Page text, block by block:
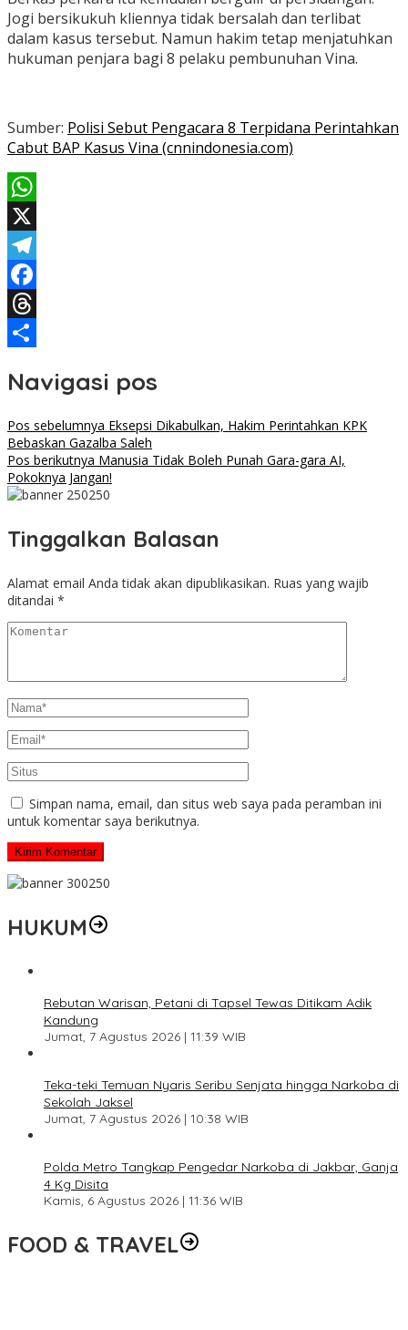
Jogi bersikukuh kliennya tidak bersalah dan terlibat
dalam kasus tersebut. Namun hakim tetap menjatuhkan
hukuman penjara bagi 8 pelaku pembunuhan Vina.
Sumber: Polisi Sebut Pengacara 8 Terpidana Perintahkan
Cabut BAP Kasus Vina (cnnindonesia.com)
WhatsApp
X
Telegram
Facebook
Threads
Navigasi pos
Pos sebelumnya Eksepsi Dikabulkan, Hakim Perintahkan KPK
Bebaskan Gazalba Saleh
Pos berikutnya Manusia Tidak Boleh Punah Gara-gara AI,
Pokoknya Jangan!
Tinggalkan Balasan
Alamat email Anda tidak akan dipublikasikan. Ruas yang wajib
ditandai *
Simpan nama, email, dan situs web saya pada peramban ini
untuk komentar saya berikutnya.
HUKUM
Rebutan Warisan, Petani di Tapsel Tewas Ditikam Adik
Kandung
Jumat, 7 Agustus 2026 | 11:39 WIB
Teka-teki Temuan Nyaris Seribu Senjata hingga Narkoba di
Sekolah Jaksel
Jumat, 7 Agustus 2026 | 10:38 WIB
Polda Metro Tangkap Pengedar Narkoba di Jakbar, Ganja
4 Kg Disita
Kamis, 6 Agustus 2026 | 11:36 WIB
FOOD & TRAVEL